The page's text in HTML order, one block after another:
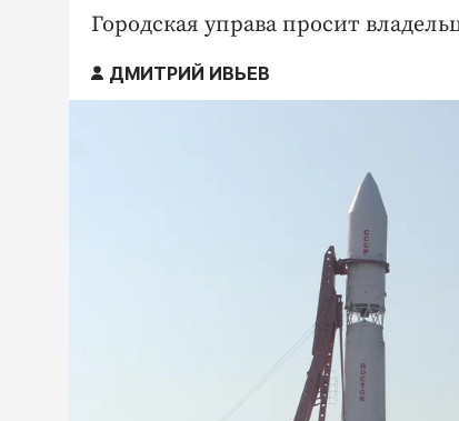
Городская управа просит
ДМИТРИЙ ИВЬЕВ